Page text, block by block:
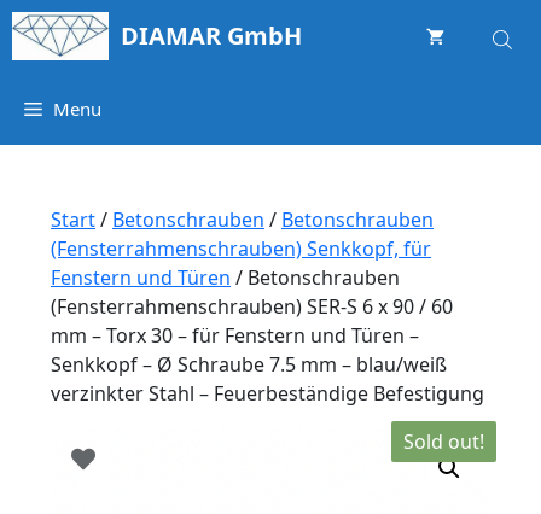
Springe
zum
DIAMAR GmbH
Menu
Start/ Betonschrauben / Betonschrauben
(Fensterrahmenschrauben) Senkkopf, für
Fenstern und Türen / Betonschrauben
(Fensterrahmenschrauben) SER-S 6 x 90 / 60
mm – Torx 30 – für Fenstern und Türen –
Senkkopf – Ø Schraube 7.5 mm – blau/weiß
verzinkter Stahl – Feuerbeständige Befestigung
Sold out!